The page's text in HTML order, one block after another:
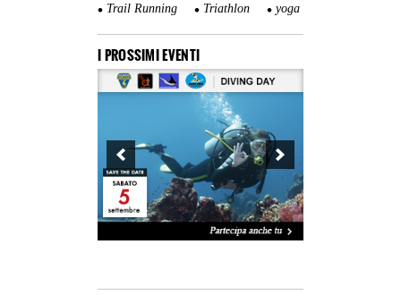
Trail Running
Triathlon yoga
I PROSSIMI EVENTI